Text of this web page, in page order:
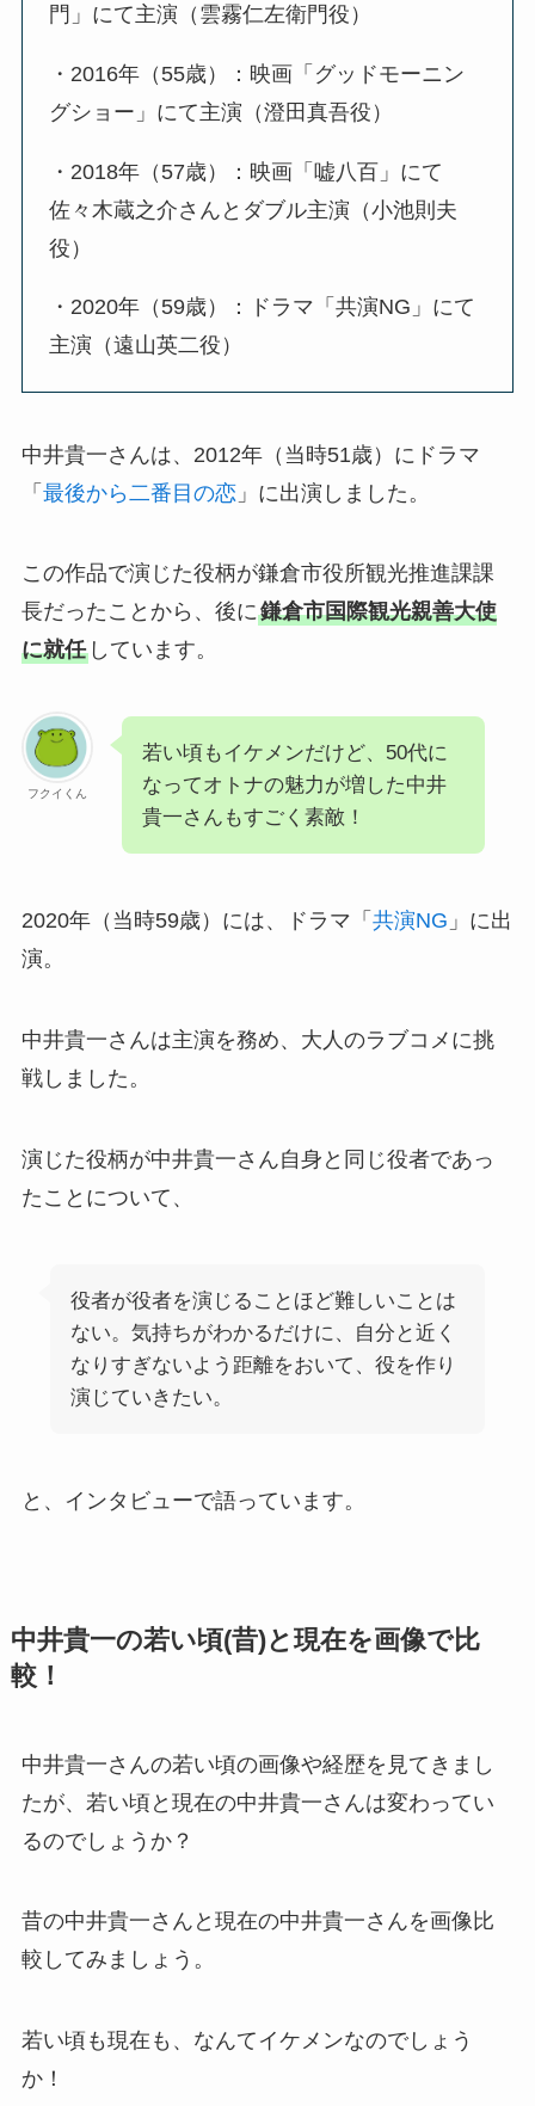
門」にて主演（雲霧仁左衛門役）
・2016年（55歳）：映画「グッドモーニン
グショー」にて主演（澄田真吾役）
・2018年（57歳）：映画「嘘八百」にて
佐々木蔵之介さんとダブル主演（小池則夫
役）
・2020年（59歳）：ドラマ「共演NG」にて
主演（遠山英二役）
中井貴一さんは、2012年（当時51歳）にドラマ
「 最後から二番目の恋」に出演しました。
この作品で演じた役柄が鎌倉市役所観光推進課課
長だったことから、後に鎌倉市国際観光親善大使
に就任しています。
フクイくん
若い頃もイケメンだけど、50代に
なってオトナの魅力が増した中井
貴一さんもすごく素敵！
2020年（当時59歳）には、ドラマ「 共演NG 」に出
演。
中井貴一さんは主演を務め、大人のラブコメに挑
戦しました。
演じた役柄が中井貴一さん自身と同じ役者であっ
たことについて、
役者が役者を演じることほど難しいことは
ない。気持ちがわかるだけに、自分と近く
なりすぎないよう距離をおいて、役を作り
演じていきたい。
と、インタビューで語っています。
中井貴一の若い頃(昔)と現在を画像で比
較！
中井貴一さんの若い頃の画像や経歴を見てきまし
たが、若い頃と現在の中井貴一さんは変わってい
るのでしょうか？
昔の中井貴一さんと現在の中井貴一さんを画像比
較してみましょう。
若い頃も現在も、なんてイケメンなのでしょう
か！